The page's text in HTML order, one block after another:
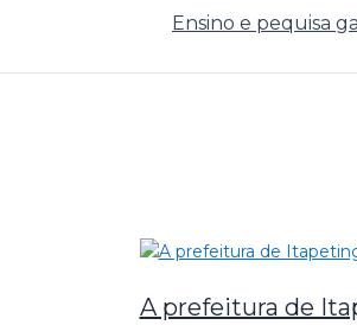
Ensino e pequisa
A prefeitura de